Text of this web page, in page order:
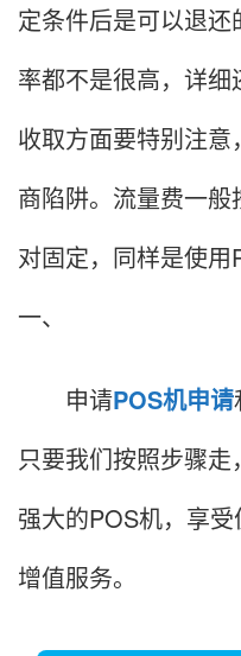
定条件后是可以退
率都不是很高，详
收取方面要特别注
商陷阱。流量费一
对固定，同样是使
一、
申请POS机申请
只要我们按照步骤
强大的POS机，享
增值服务。